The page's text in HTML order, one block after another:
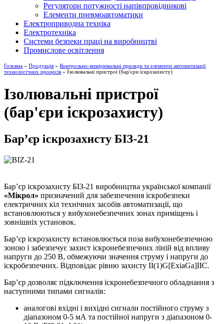
Регулятори потужності напівпровідникові
Елементи пневмоавтоматики
Електроприводна техніка
Електротехніка
Системи безпеки праці на виробництві
Промислове освітлення
Головна » Продукція » Контрольно-вимірювальні прилади та елементи автоматизації
технологічних процесів » Ізолювальні пристрої (бар'єри іскрозахисту)
Ізолювальні пристрої
(бар'єри іскрозахисту)
Бар’єр іскрозахисту БІЗ-21
Бар’єр іскрозахисту БІЗ-21 виробництва української компанії
«Мікрол» призначений для забезпечення іскробезпеки
електричних кіл технічних засобів автоматизації, що
встановлюються у вибухонебезпечних зонах приміщень і
зовнішніх установок.
Бар’єр іскрозахисту встановлюється поза вибухонебезпечною
зоною і забезпечує захист іскронебезпечних ліній від впливу
напруги до 250 В, обмежуючи значення струму і напруги до
іскробезпечних. Відповідає рівню захисту II(1)G[ExiaGa]IIC.
Бар’єр дозволяє підключення іскронебезпечного обладнання з
наступними типами сигналів:
аналогові вхідні і вихідні сигнали постійного струму з
діапазоном 0-5 мА та постійної напруги з діапазоном 0-